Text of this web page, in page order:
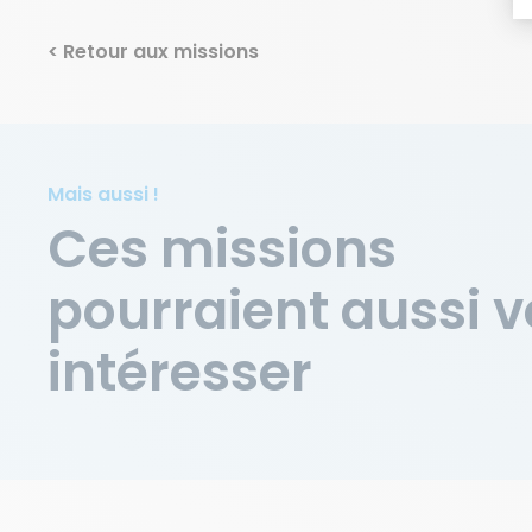
< Retour aux missions
Mais aussi !
Ces missions
pourraient aussi
intéresser